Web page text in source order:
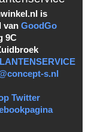
is
van GoodGo
9C
s.nl
Twitter